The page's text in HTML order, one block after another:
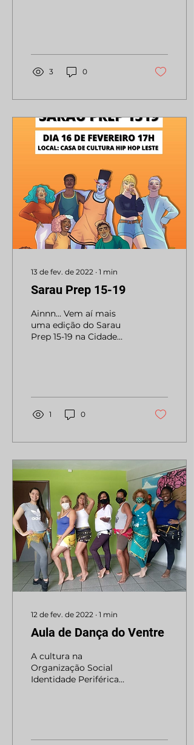
3 0
13 de fev. de 2022 ∙ 1 min
Sarau Prep 15-19
Ainnn... Vem aí mais
uma edição do Sarau
Prep 15-19 na Cidade
1 0
12 de fev. de 2022 ∙ 1 min
Aula de Dança do Ventre
A cultura na
Organização Social
Identidade Periférica
de...